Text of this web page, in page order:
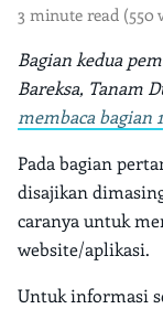
3 minute read (550
Bagian kedua
Bareksa, Tanam
membaca bagian 1
Pada bagian
disajikan
caranya untuk
website/aplikasi.
Untuk informasi